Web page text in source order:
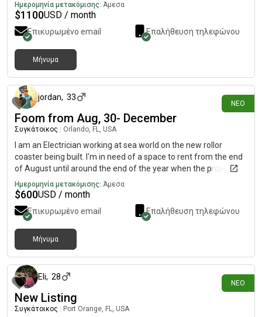
Ημερομηνία μετακόμισης: Άμεσα
$1100USD / month
Επικυρωμένο email Επαλήθευση τηλεφώνου
Μήνυμα
ΝΈΟ
jordan, 33
Foom from Aug, 30- December
Συγκάτοικος Orlando, FL, USA
I am an Electrician working at sea world on the new rollor
coaster being built. I'm in need of a space to rent from the end
of August until around the end of the year when the project will
be finished. 689..348 text/call.0.9.0.5....or message. Jordan 1 2
0 2 4 [REDACTED]TED]
Ημερομηνία μετακόμισης: Άμεσα
$600USD / month
Επικυρωμένο email Επαλήθευση τηλεφώνου
Μήνυμα
ΝΈΟ
Eli, 28
New Listing
Συγκάτοικος Port Orange, FL, USA